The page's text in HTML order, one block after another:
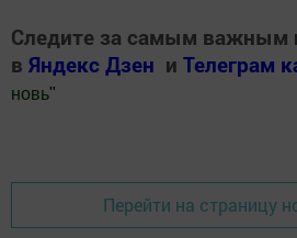
Следите за самым важным
в Яндекс Дзен и Телеграм
новь"
Перейти на страницу